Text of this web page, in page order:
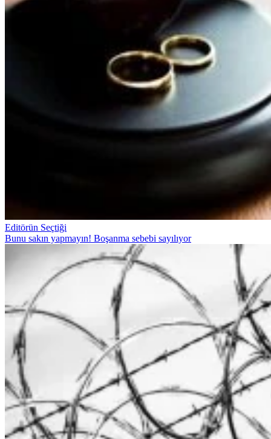
Editörün Seçtiği
Bunu sakın yapmayın! Boşanma sebebi sayılıyor